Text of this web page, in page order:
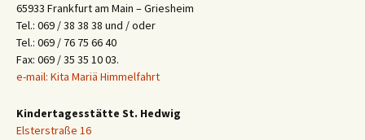
65933 Frankfurt am Main – Griesheim
Tel.: 069 / 38 38 38 und / oder
Tel.: 069 / 76 75 66 40
Fax: 069 / 35 35 10 03.
e-mail: Kita Mariä Himmelfahrt
Kindertagesstätte St. Hedwig
Elsterstraße 16